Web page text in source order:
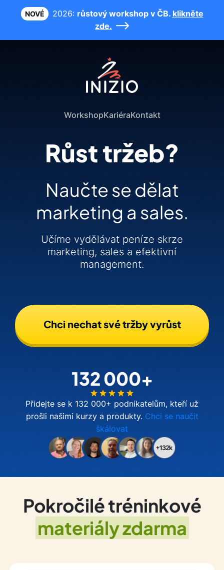
NOVÉ 2026: růstový workshop v ČB. klikněte
zde.
WorkshopKariéraKontakt
Růst tržeb?
Naučte se dělat
marketing a sales.
Učíme vydělávat peníze skrze
marketing, sales a efektivní
management.
Chci nechat své tržby vyrůst
132 000+
Přidejte se k 132 000+ podnikatelům, kteří už
prošli našimi kurzy a produkty. Chci se naučit
škálovat
Pokročilé tréninkové
materiály zdarma